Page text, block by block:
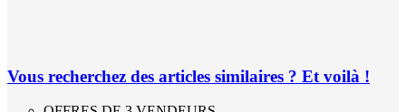
Vous recherchez des articles similaires ? Et voilà !